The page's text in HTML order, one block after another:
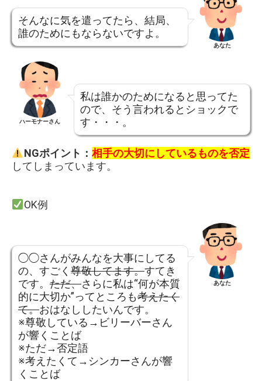
そんなに気を遣ってたら、結局、
誰のためにもならないですよ。
あなた
ハーモナーさん
私は誰かのためになると思ってた
ので、そう言われるとショックで
す・・・。
NGポイント： 相手の大切にしているものを否定
してしまっています。
OK例
◯◯さんがみんなを大事にしてる
の、すごく 尊敬してます。すてき
です。 ただ、さらに私は“何が本質
的に大切か”ってところも考えたく
て。おはなししたいんです。
※尊敬している→ビリーバーさん
が響くことば
※ただ→否定語
※考えたくて→シンカーさんが響
くことば
あなた